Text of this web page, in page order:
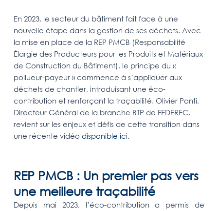
En 2023, le secteur du bâtiment fait face à une
nouvelle étape dans la gestion de ses déchets. Avec
la mise en place de la REP PMCB (Responsabilité
Élargie des Producteurs pour les Produits et Matériaux
de Construction du Bâtiment), le principe du «
pollueur-payeur » commence à s’appliquer aux
déchets de chantier, introduisant une éco-
contribution et renforçant la traçabilité. Olivier Ponti,
Directeur Général de la branche BTP de FEDEREC,
revient sur les enjeux et défis de cette transition dans
une récente vidéo disponible ici.
REP PMCB : Un premier pas vers
une meilleure traçabilité
Depuis mai 2023, l’éco-contribution a permis de